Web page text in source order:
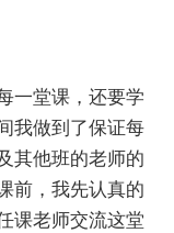
堂课，还要学
我做到了保证每
其他班的老师的
前，我先认真的
课老师交流这堂